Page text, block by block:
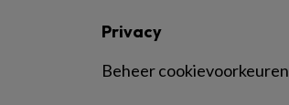
Privacy
Beheer cookievoorkeuren